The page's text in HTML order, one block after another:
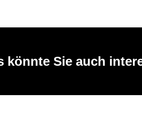
könnte Sie auch